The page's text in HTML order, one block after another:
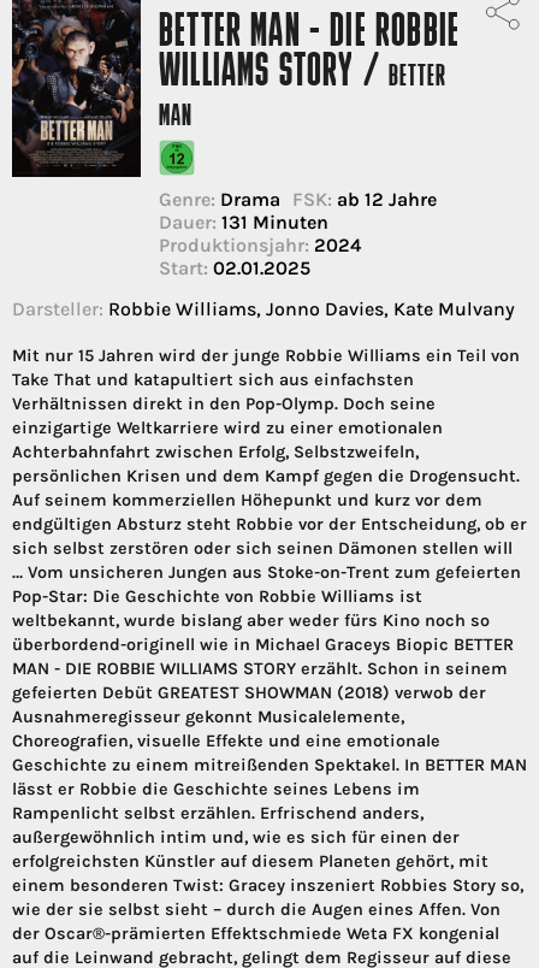
BETTER MAN - DIE ROBBIE
WILLIAMS STORY / BETTER
MAN
Genre: Drama FSK: ab 12 Jahre
Dauer: 131 Minuten
Produktionsjahr: 2024
Start: 02.01.2025
Darsteller: Robbie Williams, Jonno Davies, Kate Mulvany
Mit nur 15 Jahren wird der junge Robbie Williams ein Teil von
Take That und katapultiert sich aus einfachsten
Verhältnissen direkt in den Pop-Olymp. Doch seine
einzigartige Weltkarriere wird zu einer emotionalen
Achterbahnfahrt zwischen Erfolg, Selbstzweifeln,
persönlichen Krisen und dem Kampf gegen die Drogensucht.
Auf seinem kommerziellen Höhepunkt und kurz vor dem
endgültigen Absturz steht Robbie vor der Entscheidung, ob er
sich selbst zerstören oder sich seinen Dämonen stellen will
… Vom unsicheren Jungen aus Stoke-on-Trent zum gefeierten
Pop-Star: Die Geschichte von Robbie Williams ist
weltbekannt, wurde bislang aber weder fürs Kino noch so
überbordend-originell wie in Michael Graceys Biopic BETTER
MAN - DIE ROBBIE WILLIAMS STORY erzählt. Schon in seinem
gefeierten Debüt GREATEST SHOWMAN (2018) verwob der
Ausnahmeregisseur gekonnt Musicalelemente,
Choreografien, visuelle Effekte und eine emotionale
Geschichte zu einem mitreißenden Spektakel. In BETTER MAN
lässt er Robbie die Geschichte seines Lebens im
Rampenlicht selbst erzählen. Erfrischend anders,
außergewöhnlich intim und, wie es sich für einen der
erfolgreichsten Künstler auf diesem Planeten gehört, mit
einem besonderen Twist: Gracey inszeniert Robbies Story so,
wie der sie selbst sieht – durch die Augen eines Affen. Von
der Oscar®-prämierten Effektschmiede Weta FX kongenial
auf die Leinwand gebracht, gelingt dem Regisseur auf diese